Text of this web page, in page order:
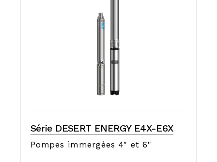
Série DESERT ENERGY E4X-E6X
Pompes immergées 4" et 6"